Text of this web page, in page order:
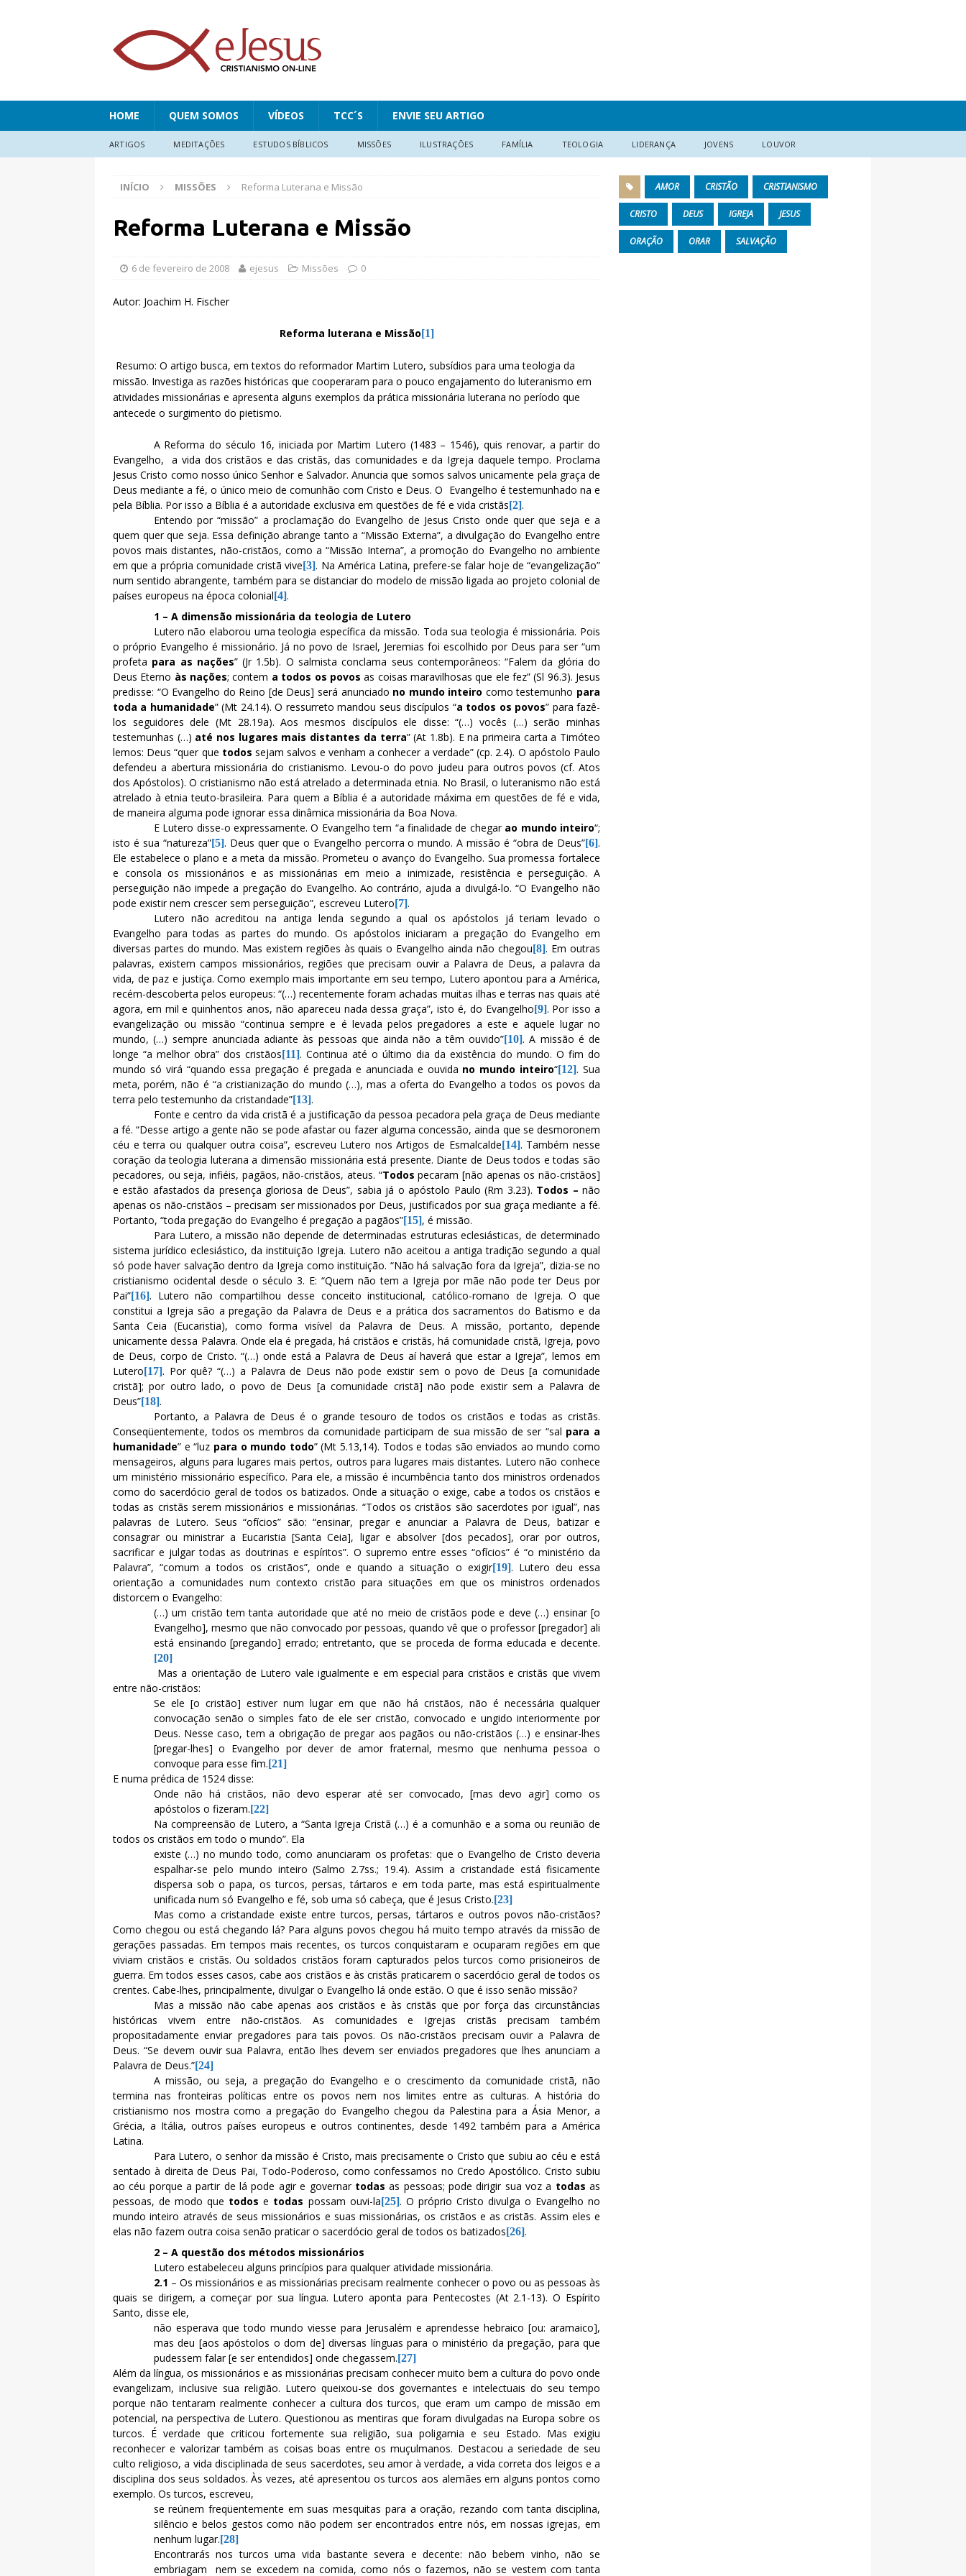
HOME QUEM SOMOS VÍDEOS TCC´S ENVIE SEU ARTIGO
ARTIGOS MEDITAÇÕES ESTUDOS BÍBLICOS MISSÕES ILUSTRAÇÕES FAMÍLIA TEOLOGIA LIDERANÇA JOVENS LOUVOR
INÍCIO MISSÕES Reforma Luterana e Missão
Reforma Luterana e Missão
6 de fevereiro de 2008 ejesus Missões 0
Autor: Joachim H. Fischer
Reforma luterana e Missão[1]
Resumo: O artigo busca, em textos do reformador Martim Lutero, subsídios para uma teologia da
missão. Investiga as razões históricas que cooperaram para o pouco engajamento do luteranismo em
atividades missionárias e apresenta alguns exemplos da prática missionária luterana no período que
antecede o surgimento do pietismo.
A Reforma do século 16, iniciada por Martim Lutero (1483 – 1546), quis renovar, a partir do
Evangelho,
a vida dos cristãos e das cristãs, das comunidades e da Igreja daquele tempo. Proclama
Jesus Cristo como nosso único Senhor e Salvador. Anuncia que somos salvos unicamente pela graça de
Deus mediante a fé, o único meio de comunhão com Cristo e Deus. O Evangelho é testemunhado na e
pela Bíblia. Por isso a Bíblia é a autoridade exclusiva em questões de fé e vida cristãs[2].
Entendo por “missão” a proclamação do Evangelho de Jesus Cristo onde quer que seja e a
quem quer que seja. Essa definição abrange tanto a “Missão Externa”, a divulgação do Evangelho entre
povos mais distantes, não-cristãos, como a “Missão Interna”, a promoção do Evangelho no ambiente
em que a própria comunidade cristã vive[3]. Na América Latina, prefere-se falar hoje de “evangelização”
num sentido abrangente, também para se distanciar do modelo de missão ligada ao projeto colonial de
países europeus na época colonial[4].
1 – A dimensão missionária da teologia de Lutero
Lutero não elaborou uma teologia específica da missão. Toda sua teologia é missionária. Pois
o próprio Evangelho é missionário. Já no povo de Israel, Jeremias foi escolhido por Deus para ser “um
profeta para as nações” (Jr 1.5b). O salmista conclama seus contemporâneos: “Falem da glória do
Deus Eterno às nações; contem a todos os povos as coisas maravilhosas que ele fez” (Sl 96.3). Jesus
predisse: “O Evangelho do Reino [de Deus] será anunciado no mundo inteiro como testemunho para
toda a humanidade” (Mt 24.14). O ressurreto mandou seus discípulos “a todos os povos” para fazê-
los seguidores dele (Mt 28.19a). Aos mesmos discípulos ele disse: “(…) vocês (…) serão minhas
testemunhas (…) até nos lugares mais distantes da terra” (At 1.8b). E na primeira carta a Timóteo
lemos: Deus “quer que todos sejam salvos e venham a conhecer a verdade” (cp. 2.4). O apóstolo Paulo
defendeu a abertura missionária do cristianismo. Levou-o do povo judeu para outros povos (cf. Atos
dos Apóstolos). O cristianismo não está atrelado a determinada etnia. No Brasil, o luteranismo não está
atrelado à etnia teuto-brasileira. Para quem a Bíblia é a autoridade máxima em questões de fé e vida,
de maneira alguma pode ignorar essa dinâmica missionária da Boa Nova.
E Lutero disse-o expressamente. O Evangelho tem “a finalidade de chegar ao mundo inteiro“;
isto é sua “natureza”[5]. Deus quer que o Evangelho percorra o mundo. A missão é “obra de Deus”[6].
Ele estabelece o plano e a meta da missão. Prometeu o avanço do Evangelho. Sua promessa fortalece
e consola os missionários e as missionárias em meio a inimizade, resistência e perseguição. A
perseguição não impede a pregação do Evangelho. Ao contrário, ajuda a divulgá-lo. “O Evangelho não
pode existir nem crescer sem perseguição”, escreveu Lutero[7].
Lutero não acreditou na antiga lenda segundo a qual os apóstolos já teriam levado o
Evangelho para todas as partes do mundo. Os apóstolos iniciaram a pregação do Evangelho em
diversas partes do mundo. Mas existem regiões às quais o Evangelho ainda não chegou[8]. Em outras
palavras, existem campos missionários, regiões que precisam ouvir a Palavra de Deus, a palavra da
vida, de paz e justiça. Como exemplo mais importante em seu tempo, Lutero apontou para a América,
recém-descoberta pelos europeus: “(…) recentemente foram achadas muitas ilhas e terras nas quais até
agora, em mil e quinhentos anos, não apareceu nada dessa graça”, isto é, do Evangelho[9]. Por isso a
evangelização ou missão “continua sempre e é levada pelos pregadores a este e aquele lugar no
mundo, (…) sempre anunciada adiante às pessoas que ainda não a têm ouvido”[10]. A missão é de
longe “a melhor obra” dos cristãos[11]. Continua até o último dia da existência do mundo. O fim do
mundo só virá “quando essa pregação é pregada e anunciada e ouvida no mundo inteiro“[12]. Sua
meta, porém, não é “a cristianização do mundo (…), mas a oferta do Evangelho a todos os povos da
terra pelo testemunho da cristandade”[13].
Fonte e centro da vida cristã é a justificação da pessoa pecadora pela graça de Deus mediante
a fé. “Desse artigo a gente não se pode afastar ou fazer alguma concessão, ainda que se desmoronem
céu e terra ou qualquer outra coisa”, escreveu Lutero nos Artigos de Esmalcalde[14]. Também nesse
coração da teologia luterana a dimensão missionária está presente. Diante de Deus todos e todas são
pecadores, ou seja, infiéis, pagãos, não-cristãos, ateus. “Todos pecaram [não apenas os não-cristãos]
e estão afastados da presença gloriosa de Deus”, sabia já o apóstolo Paulo (Rm 3.23). Todos – não
apenas os não-cristãos – precisam ser missionados por Deus, justificados por sua graça mediante a fé.
Portanto, “toda pregação do Evangelho é pregação a pagãos”[15], é missão.
Para Lutero, a missão não depende de determinadas estruturas eclesiásticas, de determinado
sistema jurídico eclesiástico, da instituição Igreja. Lutero não aceitou a antiga tradição segundo a qual
só pode haver salvação dentro da Igreja como instituição. “Não há salvação fora da Igreja”, dizia-se no
cristianismo ocidental desde o século 3. E: “Quem não tem a Igreja por mãe não pode ter Deus por
Pai”[16]. Lutero não compartilhou desse conceito institucional, católico-romano de Igreja. O que
constitui a Igreja são a pregação da Palavra de Deus e a prática dos sacramentos do Batismo e da
Santa Ceia (Eucaristia), como forma visível da Palavra de Deus. A missão, portanto, depende
unicamente dessa Palavra. Onde ela é pregada, há cristãos e cristãs, há comunidade cristã, Igreja, povo
de Deus, corpo de Cristo. “(…) onde está a Palavra de Deus aí haverá que estar a Igreja”, lemos em
Lutero[17]. Por quê? “(…) a Palavra de Deus não pode existir sem o povo de Deus [a comunidade
cristã]; por outro lado, o povo de Deus [a comunidade cristã] não pode existir sem a Palavra de
Deus”[18].
Portanto, a Palavra de Deus é o grande tesouro de todos os cristãos e todas as cristãs.
Conseqüentemente, todos os membros da comunidade participam de sua missão de ser “sal para a
humanidade” e “luz para o mundo todo” (Mt 5.13,14). Todos e todas são enviados ao mundo como
mensageiros, alguns para lugares mais pertos, outros para lugares mais distantes. Lutero não conhece
um ministério missionário específico. Para ele, a missão é incumbência tanto dos ministros ordenados
como do sacerdócio geral de todos os batizados. Onde a situação o exige, cabe a todos os cristãos e
todas as cristãs serem missionários e missionárias. “Todos os cristãos são sacerdotes por igual”, nas
palavras de Lutero. Seus “ofícios” são: “ensinar, pregar e anunciar a Palavra de Deus, batizar e
consagrar ou ministrar a Eucaristia [Santa Ceia], ligar e absolver [dos pecados], orar por outros,
sacrificar e julgar todas as doutrinas e espíritos”. O supremo entre esses “ofícios” é “o ministério da
Palavra”, “comum a todos os cristãos”, onde e quando a situação o exigir[19]. Lutero deu essa
orientação a comunidades num contexto cristão para situações em que os ministros ordenados
distorcem o Evangelho:
(…) um cristão tem tanta autoridade que até no meio de cristãos pode e deve (…) ensinar [o
Evangelho], mesmo que não convocado por pessoas, quando vê que o professor [pregador] ali
está ensinando [pregando] errado; entretanto, que se proceda de forma educada e decente.
[20]
Mas a orientação de Lutero vale igualmente e em especial para cristãos e cristãs que vivem
entre não-cristãos:
Se ele [o cristão] estiver num lugar em que não há cristãos, não é necessária qualquer
convocação senão o simples fato de ele ser cristão, convocado e ungido interiormente por
Deus. Nesse caso, tem a obrigação de pregar aos pagãos ou não-cristãos (…) e ensinar-lhes
[pregar-lhes] o Evangelho por dever de amor fraternal, mesmo que nenhuma pessoa o
convoque para esse fim.[21]
E numa prédica de 1524 disse:
Onde não há cristãos, não devo esperar até ser convocado, [mas devo agir] como os
apóstolos o fizeram.[22]
Na compreensão de Lutero, a “Santa Igreja Cristã (…) é a comunhão e a soma ou reunião de
todos os cristãos em todo o mundo”. Ela
existe (…) no mundo todo, como anunciaram os profetas: que o Evangelho de Cristo deveria
espalhar-se pelo mundo inteiro (Salmo 2.7ss.; 19.4). Assim a cristandade está fisicamente
dispersa sob o papa, os turcos, persas, tártaros e em toda parte, mas está espiritualmente
unificada num só Evangelho e fé, sob uma só cabeça, que é Jesus Cristo.[23]
Mas como a cristandade existe entre turcos, persas, tártaros e outros povos não-cristãos?
Como chegou ou está chegando lá? Para alguns povos chegou há muito tempo através da missão de
gerações passadas. Em tempos mais recentes, os turcos conquistaram e ocuparam regiões em que
viviam cristãos e cristãs. Ou soldados cristãos foram capturados pelos turcos como prisioneiros de
guerra. Em todos esses casos, cabe aos cristãos e às cristãs praticarem o sacerdócio geral de todos os
crentes. Cabe-lhes, principalmente, divulgar o Evangelho lá onde estão. O que é isso senão missão?
Mas a missão não cabe apenas aos cristãos e às cristãs que por força das circunstâncias
históricas vivem entre não-cristãos. As comunidades e Igrejas cristãs precisam também
propositadamente enviar pregadores para tais povos. Os não-cristãos precisam ouvir a Palavra de
Deus. “Se devem ouvir sua Palavra, então lhes devem ser enviados pregadores que lhes anunciam a
Palavra de Deus.”[24]
A missão, ou seja, a pregação do Evangelho e o crescimento da comunidade cristã, não
termina nas fronteiras políticas entre os povos nem nos limites entre as culturas. A história do
cristianismo nos mostra como a pregação do Evangelho chegou da Palestina para a Ásia Menor, a
Grécia, a Itália, outros países europeus e outros continentes, desde 1492 também para a América
Latina.
Para Lutero, o senhor da missão é Cristo, mais precisamente o Cristo que subiu ao céu e está
sentado à direita de Deus Pai, Todo-Poderoso, como confessamos no Credo Apostólico. Cristo subiu
ao céu porque a partir de lá pode agir e governar todas as pessoas; pode dirigir sua voz a todas as
pessoas, de modo que todose todas possam ouvi-la[25]. O próprio Cristo divulga o Evangelho no
mundo inteiro através de seus missionários e suas missionárias, os cristãos e as cristãs. Assim eles e
elas não fazem outra coisa senão praticar o sacerdócio geral de todos os batizados[26].
2 – A questão dos métodos missionários
Lutero estabeleceu alguns princípios para qualquer atividade missionária.
2.1 – Os missionários e as missionárias precisam realmente conhecer o povo ou as pessoas às
quais se dirigem, a começar por sua língua. Lutero aponta para Pentecostes (At 2.1-13). O Espírito
Santo, disse ele,
não esperava que todo mundo viesse para Jerusalém e aprendesse hebraico [ou: aramaico],
mas deu [aos apóstolos o dom de] diversas línguas para o ministério da pregação, para que
pudessem falar [e ser entendidos] onde chegassem.[27]
Além da língua, os missionários e as missionárias precisam conhecer muito bem a cultura do povo onde
evangelizam, inclusive sua religião. Lutero queixou-se dos governantes e intelectuais do seu tempo
porque não tentaram realmente conhecer a cultura dos turcos, que eram um campo de missão em
potencial, na perspectiva de Lutero. Questionou as mentiras que foram divulgadas na Europa sobre os
turcos. É verdade que criticou fortemente sua religião, sua poligamia e seu Estado. Mas exigiu
reconhecer e valorizar também as coisas boas entre os muçulmanos. Destacou a seriedade de seu
culto religioso, a vida disciplinada de seus sacerdotes, seu amor à verdade, a vida correta dos leigos e a
disciplina dos seus soldados. Às vezes, até apresentou os turcos aos alemães em alguns pontos como
exemplo. Os turcos, escreveu,
se reúnem freqüentemente em suas mesquitas para a oração, rezando com tanta disciplina,
silêncio e belos gestos como não podem ser encontrados entre nós, em nossas igrejas, em
nenhum lugar.[28]
Encontrarás nos turcos uma vida bastante severa e decente: não bebem vinho, não se
embriagam
nem se excedem na comida, como nós o fazemos, não se vestem com tanta
AMOR CRISTÃO CRISTIANISMO
CRISTO DEUS IGREJA JESUS
ORAÇÃO ORAR SALVAÇÃO